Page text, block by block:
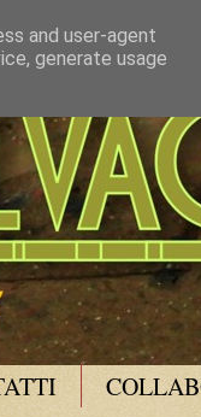
and user-agent
generate usage